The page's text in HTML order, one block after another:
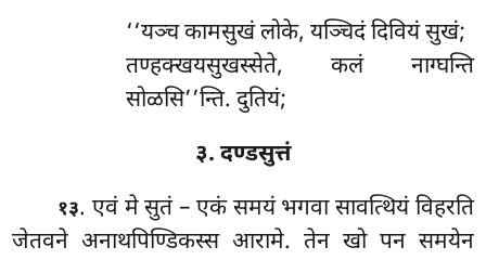
‘‘यञ्चकामसुखं लोके, यञ्चिदं दिवियं सुखं;
तण्हक्खयसुखस्सेते, कलं नाग्घन्ति
सोळसि’’न्ति. दुतियं;
३. दण्डसुत्तं
१३. एवं मे सुतं – एकं समयं भगवा सावत्थियं विहरति
जेतवने अनाथपिण्डिकस्स आरामे. तेन खो पन समयेन